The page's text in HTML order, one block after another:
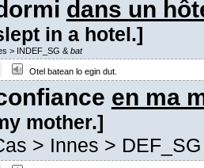
dans un
in a hotel.]
> INDEF_SG & bat
Otel batean lo egin dut.
en ma
mother.]
> Innes > DEF_SG